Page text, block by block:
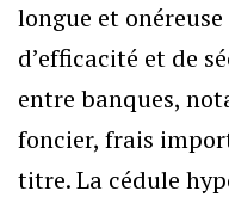
longue et
d’efficacité et de
entre banques,
foncier, frais
titre. La cédule